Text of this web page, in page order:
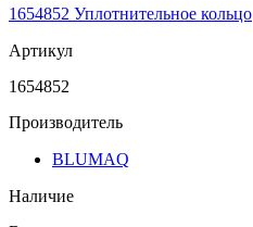
1654852 Уплотнительное кольцо
Артикул
1654852
Производитель
BLUMAQ
Наличие